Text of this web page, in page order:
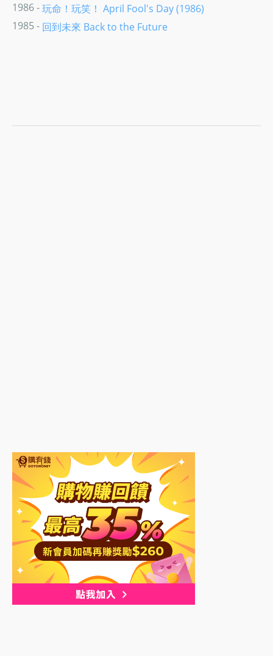
1986 -玩命！玩笑！ April Fool's Day (1986)
1985 - 回到未來 Back to the Future